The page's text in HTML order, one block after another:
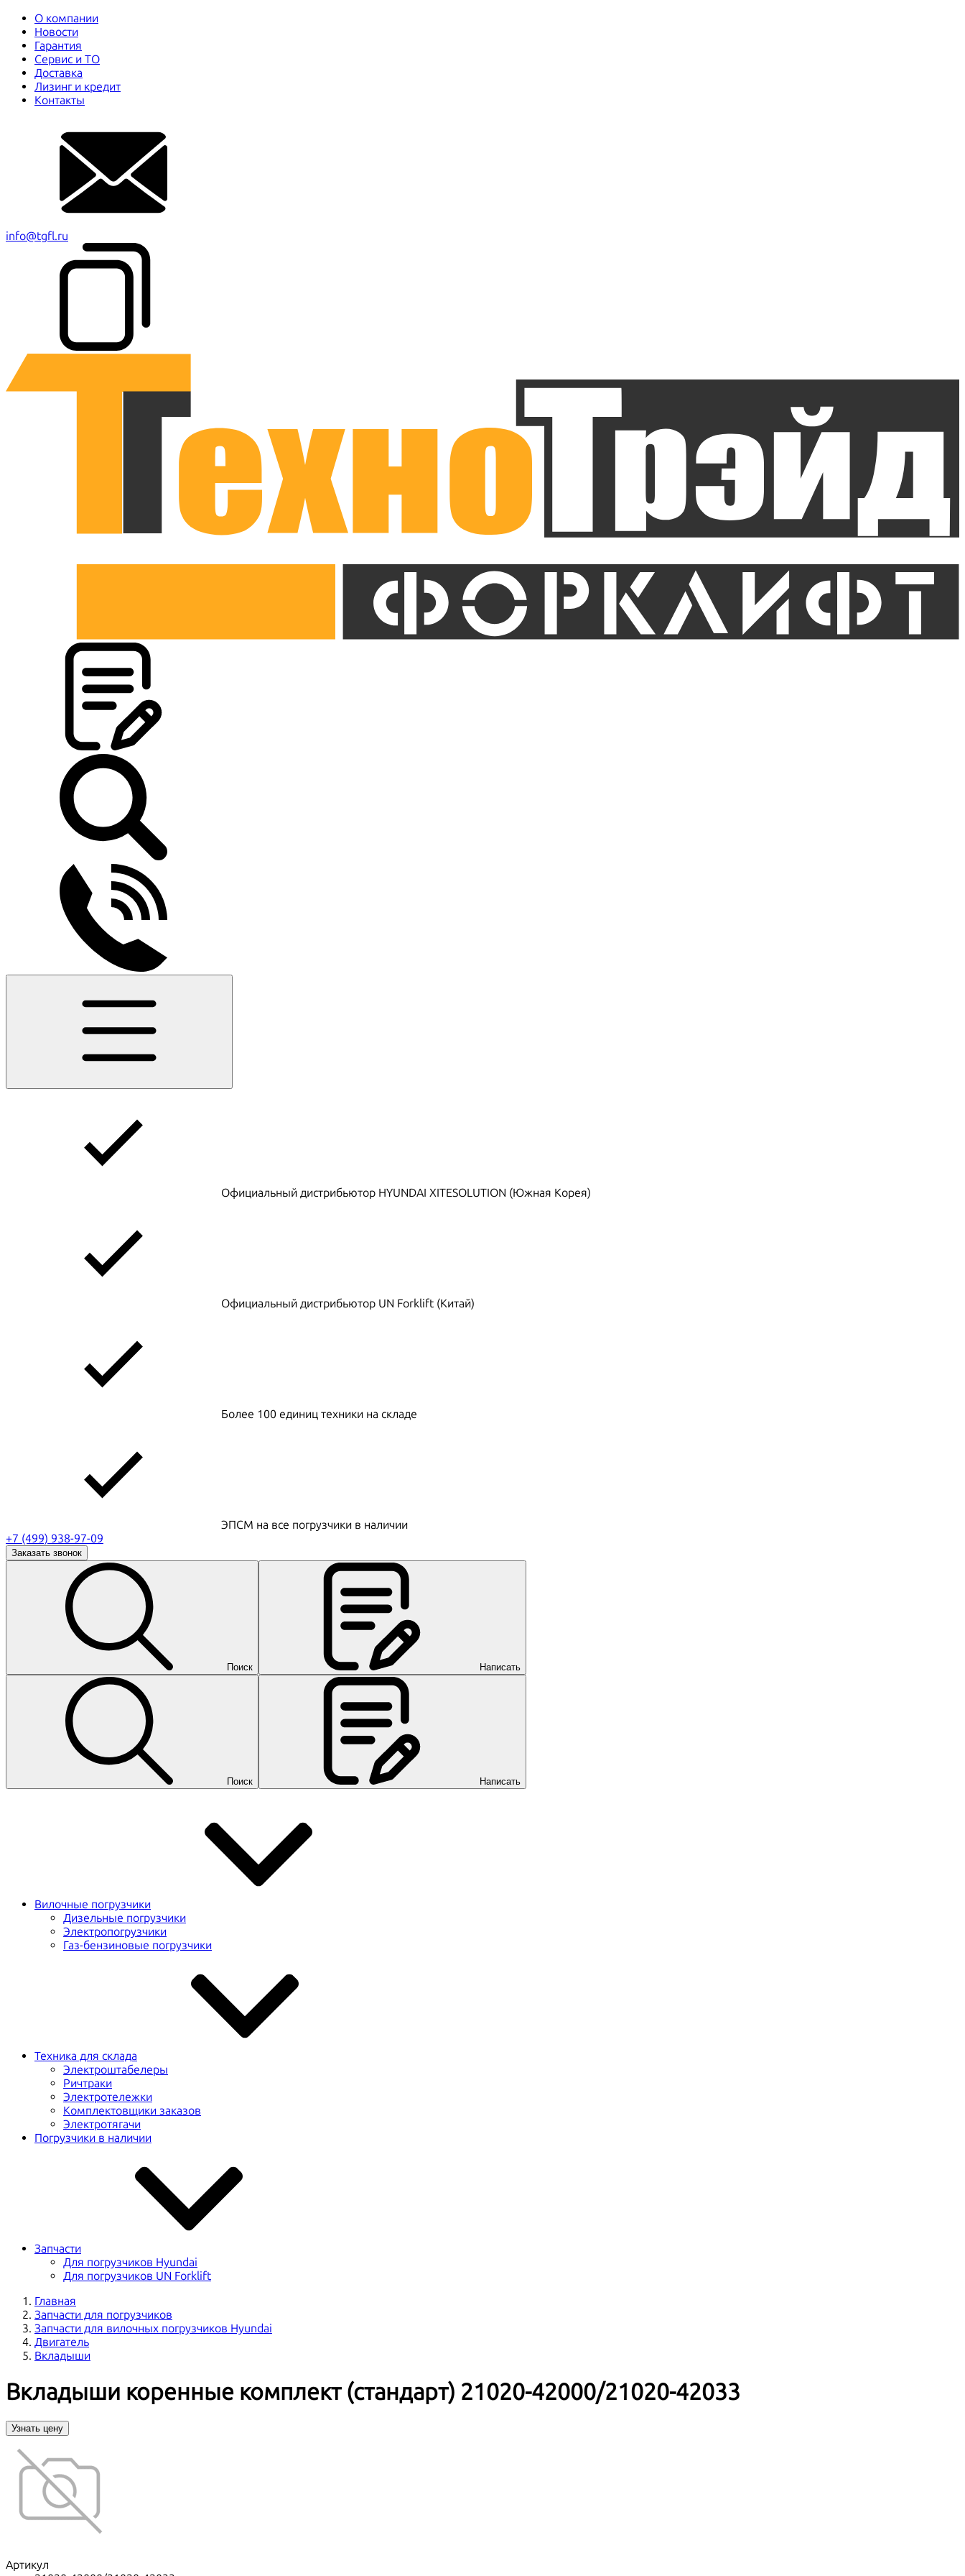
О компании
Новости
Гарантия
Сервис и ТО
Доставка
Лизинг и кредит
Контакты
info@tgfl.ru
Официальный дистрибьютор HYUNDAI XITESOLUTION (Южная Корея)
Официальный дистрибьютор UN Forklift (Китай)
Более 100 единиц техники на складе
ЭПСМ на все погрузчики в наличии
+7 (499) 938-97-09
Заказать звонок
Поиск Написать
Поиск Написать
Вилочные погрузчики
Дизельные погрузчики
Электропогрузчики
Газ-бензиновые погрузчики
Техника для склада
Электроштабелеры
Ричтраки
Электротележки
Комплектовщики заказов
Электротягачи
Погрузчики в наличии
Запчасти
Для погрузчиков Hyundai
Для погрузчиков UN Forklift
Главная
Запчасти для погрузчиков
Запчасти для вилочных погрузчиков Hyundai
Двигатель
Вкладыши
Вкладыши коренные комплект (стандарт) 21020-42000/21020-42033
Узнать цену
Артикул